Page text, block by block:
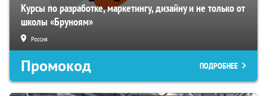
Курсы по разработке, маркетингу, дизайну и не только от
школы «Бруноям»
Россия
Промокод ПОДРОБНЕЕ